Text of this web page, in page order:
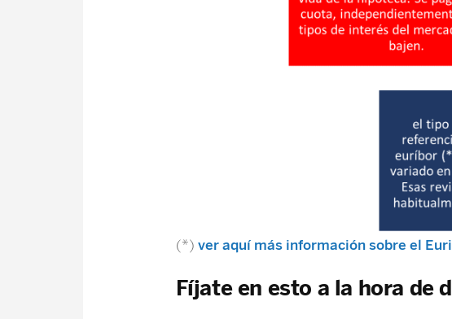
(*) ver aquí más información sobre el
Fíjate en esto a la hora de